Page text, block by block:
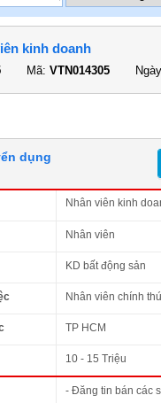
kinh doanh
Mã: VTN014305
dụng
Nhân viên kinh
Nhân viên
KD bất động sản
Nhân viên chính
TP HCM
10 - 15 Triệu
- Đăng tin bán các